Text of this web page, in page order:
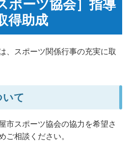
ポーツ協会］指導
得助成
、スポーツ関係行事の充実に取
いて
市スポーツ協会の協力を希望さ
ご相談ください。